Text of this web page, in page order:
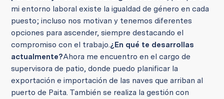
mi entorno laboral existe la igualdad de género en cada
puesto; incluso nos motivan y tenemos diferentes
opciones para ascender, siempre destacando el
compromiso con el trabajo.¿En qué te desarrollas
actualmente?Ahora me encuentro en el cargo de
supervisora de patio, donde puedo planificar la
exportación e importación de las naves que arriban al
puerto de Paita. También se realiza la gestión con